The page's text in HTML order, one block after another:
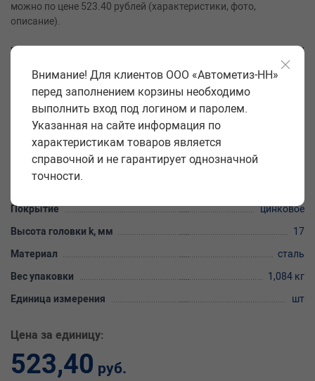
можно по цене 523.40 рублей (характеристики, фото,
описание).
Производитель
РЗИ
Класс прочности
Форма головки
Размер под ключ S, мм
Диаметр резьбы и шаг d, мм
Длина стержня l, мм
Покрытие
цинковое
Высота головки k, мм
17
Материал
сталь
Вес упаковки
1,084 кг
Единица измерения
шт
Цена за единицу:
523,40 руб.
Внимание! Для клиентов ООО «Автометиз-НН»
перед заполнением корзины необходимо
выполнить вход под логином и паролем.
Указанная на сайте информация по
характеристикам товаров является
справочной и не гарантирует однозначной
точности.